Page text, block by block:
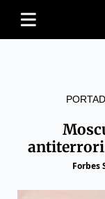
Forbes